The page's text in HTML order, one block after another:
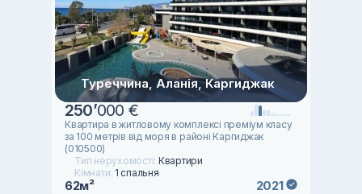
Туреччина, Аланія, Каргиджак
250’000 €
Квартира в житловому комплексі преміум класу
за 100 метрів від моря в районі Каргиджак
(010500)
Тип нерухомості: Квартири
Кімнати: 1 спальня
62м² 2021